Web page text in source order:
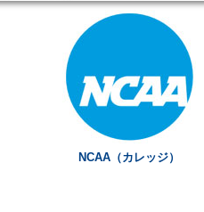
NCAA（カレッジ）